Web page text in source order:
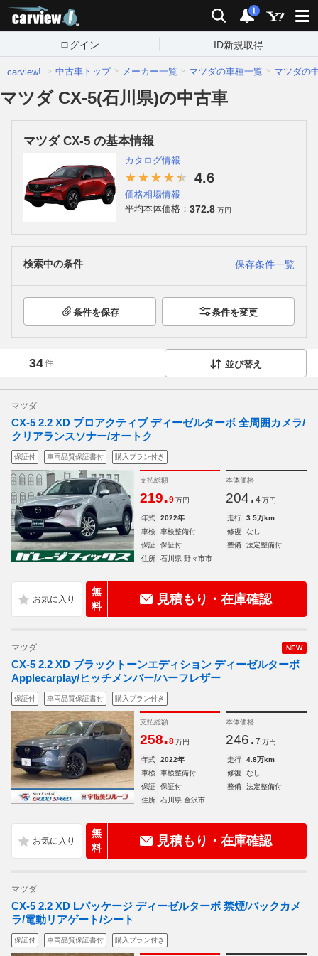
検索 通知
i
ログイン ID新規取得
carview! 中古車トップ メーカー一覧 マツダの車種一覧 マツダの
マツダ CX-5(石川県)の中古車
マツダ CX-5 の基本情報
カタログ情報
4.6
価格相場情報
平均本体価格： 372.8 万円
検索中の条件 保存条件一覧
条件を保存 条件を変更
34件 並び替え
マツダ
CX-5 2.2 XD プロアクティブ ディーゼルターボ 全周囲カメラ/
クリアランスソナー/オートク
保証付 車両品質保証書付 購入プラン付き
支払総額
219.9 万円
本体価格
204. 4 万円
年式 2022年 走行
3.5万km
車検
車検整備付 修復
なし
保証
保証付 整備
法定整備付
住所
石川県 野々市市
無
料
見積もり・在庫確認
NEW
マツダ
CX-5 2.2 XD ブラックトーンエディション ディーゼルターボ
Applecarplay/ヒッチメンバー/ハーフレザー
保証付 車両品質保証書付 購入プラン付き
支払総額
258.8 万円
本体価格
246. 7 万円
年式 2022年 走行
4.8万km
車検
車検整備付 修復
なし
保証
保証付 整備
法定整備付
住所
石川県 金沢市
無
料
見積もり・在庫確認
マツダ
CX-5 2.2 XD Lパッケージ ディーゼルターボ 禁煙/バックカメ
ラ/電動リアゲート/シート
保証付 車両品質保証書付 購入プラン付き